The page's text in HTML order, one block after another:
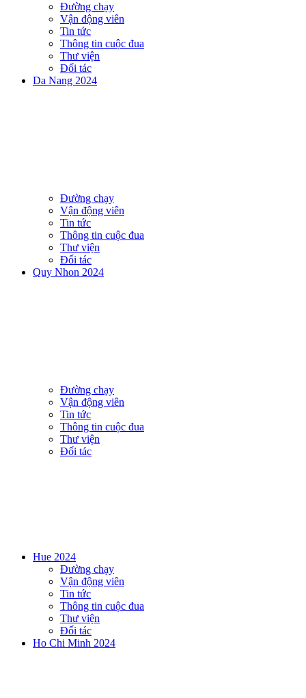
Đường chạy
Vận động viên
Tin tức
Thông tin cuộc đua
Thư viện
Đối tác
Da Nang 2024
Đường chạy
Vận động viên
Tin tức
Thông tin cuộc đua
Thư viện
Đối tác
Quy Nhon 2024
Đường chạy
Vận động viên
Tin tức
Thông tin cuộc đua
Thư viện
Đối tác
Hue 2024
Đường chạy
Vận động viên
Tin tức
Thông tin cuộc đua
Thư viện
Đối tác
Ho Chi Minh 2024